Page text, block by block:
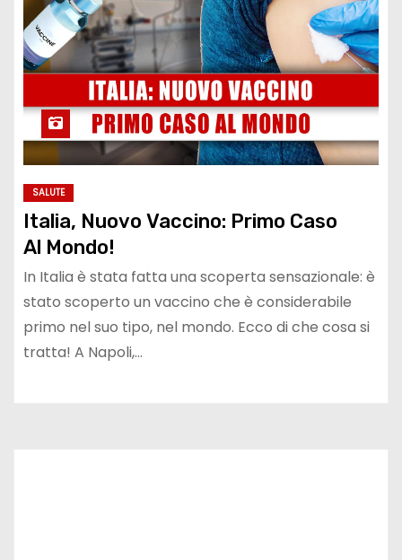
SALUTE
Italia, Nuovo Vaccino: Primo Caso
Al Mondo!
In Italia è stata fatta una scoperta sensazionale: è
stato scoperto un vaccino che è considerabile
primo nel suo tipo, nel mondo. Ecco di che cosa si
tratta! A Napoli,…